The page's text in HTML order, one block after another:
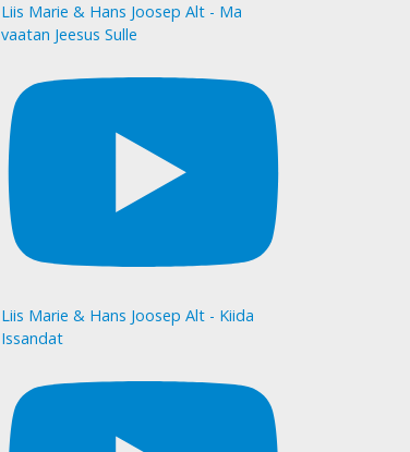
Liis Marie & Hans Joosep Alt - Ma
vaatan Jeesus Sulle
Liis Marie & Hans Joosep Alt - Kiida
Issandat